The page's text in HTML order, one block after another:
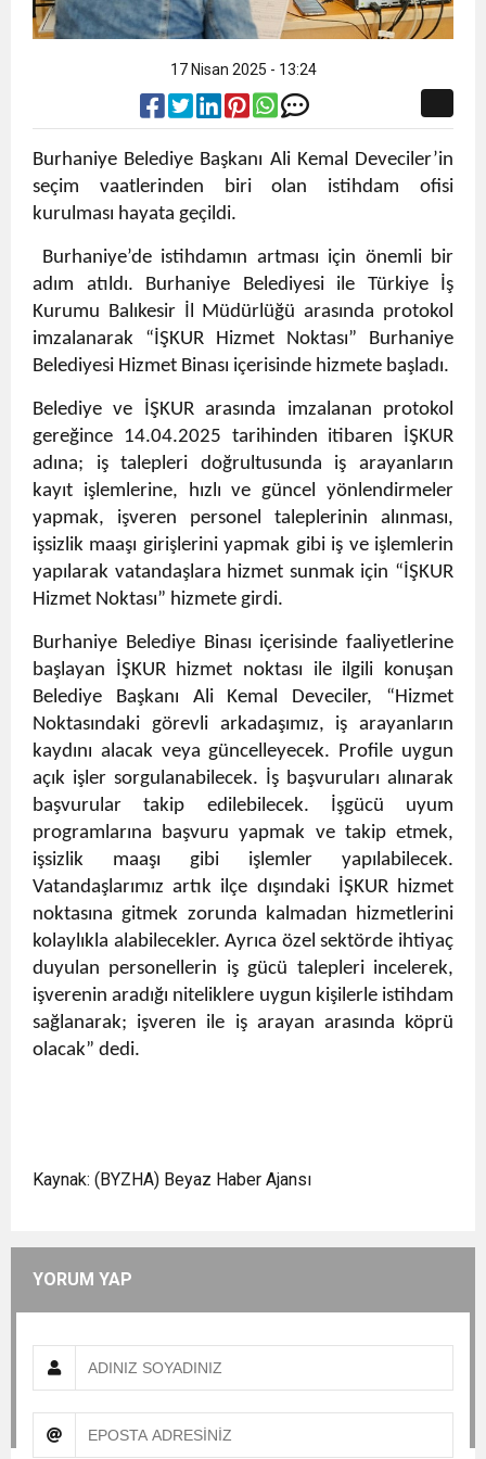
17 Nisan 2025 - 13:24
Burhaniye Belediye Başkanı Ali Kemal Deveciler’in
seçim vaatlerinden biri olan istihdam ofisi
kurulması hayata geçildi.
Burhaniye’de istihdamın artması için önemli bir
adım atıldı. Burhaniye Belediyesi ile Türkiye İş
Kurumu Balıkesir İl Müdürlüğü arasında protokol
imzalanarak “İŞKUR Hizmet Noktası” Burhaniye
Belediyesi Hizmet Binası içerisinde hizmete başladı.
Belediye ve İŞKUR arasında imzalanan protokol
gereğince 14.04.2025 tarihinden itibaren İŞKUR
adına; iş talepleri doğrultusunda iş arayanların
kayıt işlemlerine, hızlı ve güncel yönlendirmeler
yapmak, işveren personel taleplerinin alınması,
işsizlik maaşı girişlerini yapmak gibi iş ve işlemlerin
yapılarak vatandaşlara hizmet sunmak için “İŞKUR
Hizmet Noktası” hizmete girdi.
Burhaniye Belediye Binası içerisinde faaliyetlerine
başlayan İŞKUR hizmet noktası ile ilgili konuşan
Belediye Başkanı Ali Kemal Deveciler, “Hizmet
Noktasındaki görevli arkadaşımız, iş arayanların
kaydını alacak veya güncelleyecek. Profile uygun
açık işler sorgulanabilecek. İş başvuruları alınarak
başvurular takip edilebilecek. İşgücü uyum
programlarına başvuru yapmak ve takip etmek,
işsizlik maaşı gibi işlemler yapılabilecek.
Vatandaşlarımız artık ilçe dışındaki İŞKUR hizmet
noktasına gitmek zorunda kalmadan hizmetlerini
kolaylıkla alabilecekler. Ayrıca özel sektörde ihtiyaç
duyulan personellerin iş gücü talepleri incelerek,
işverenin aradığı niteliklere uygun kişilerle istihdam
sağlanarak; işveren ile iş arayan arasında köprü
olacak” dedi.
Kaynak: (BYZHA) Beyaz Haber Ajansı
YORUM YAP